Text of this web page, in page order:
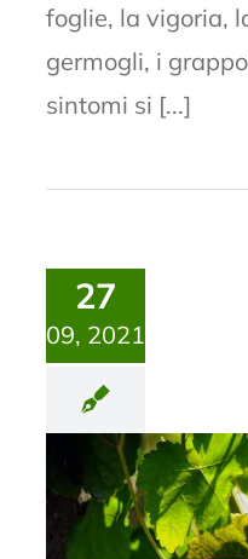
foglie, la vigoria,
germogli, i
sintomi si [...]
27
09, 2021